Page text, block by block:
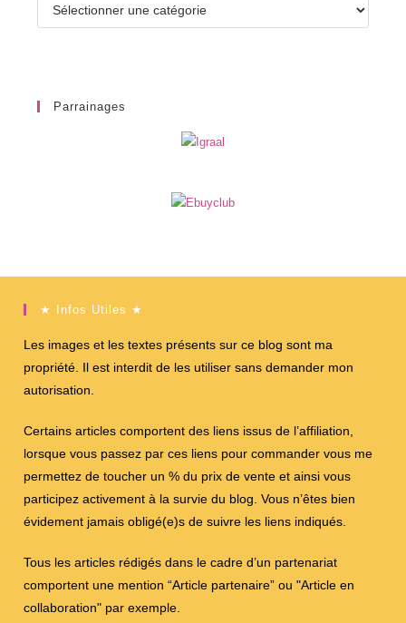
Parrainages
★ Infos Utiles ★
Les images et les textes présents sur ce blog sont ma
propriété. Il est interdit de les utiliser sans demander mon
autorisation.
Certains articles comportent des liens issus de l’affiliation,
lorsque vous passez par ces liens pour commander vous me
permettez de toucher un % du prix de vente et ainsi vous
participez activement à la survie du blog. Vous n’êtes bien
évidement jamais obligé(e)s de suivre les liens indiqués.
Tous les articles rédigés dans le cadre d’un partenariat
comportent une mention “Article partenaire” ou "Article en
collaboration" par exemple.